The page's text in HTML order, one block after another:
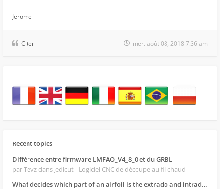
Jerome
Citer mer. août 08, 2018 7:36 am
Recent topics
Différence entre firmware LMFAO_V4_8_0 et du GRBL
par Tevz dans Jedicut - Logiciel CNC de découpe au fil chaud
What decides which part of an airfoil is the extrado and intrado?